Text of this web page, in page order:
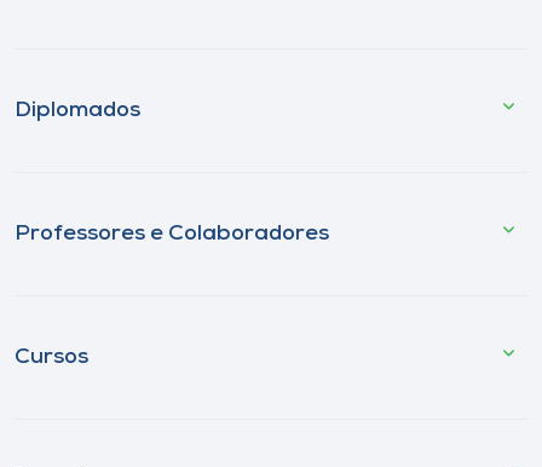
Diplomados
Professores e Colaboradores
Cursos